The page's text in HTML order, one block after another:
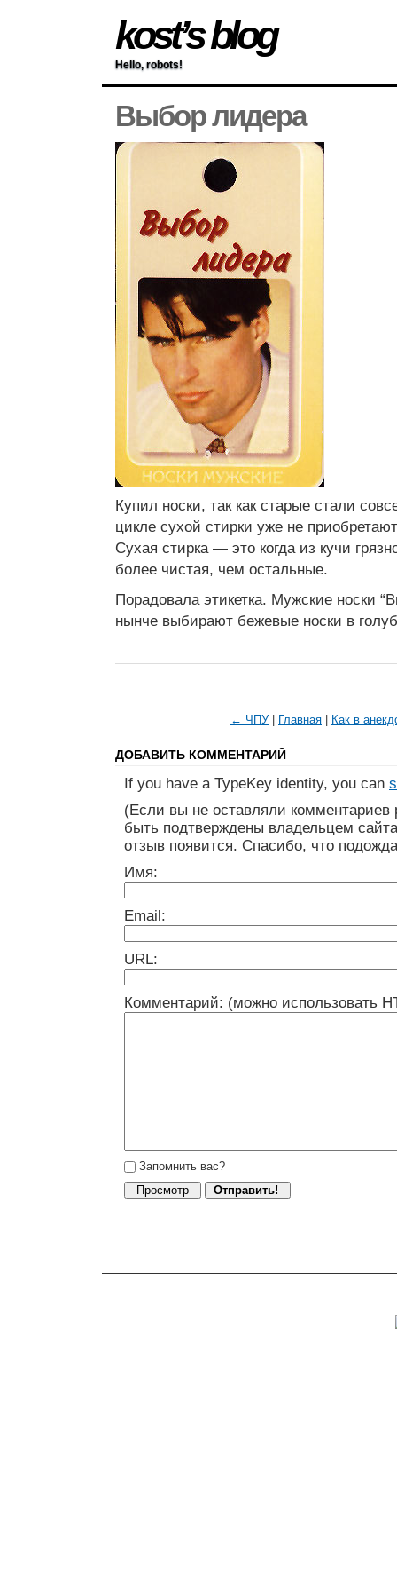
kost’s blog
Hello, robots!
Выбор лидера
Купил носки, так как старые стали
цикле сухой стирки уже не
Сухая стирка — это когда из кучи
более чистая, чем остальные.
Порадовала этикетка. Мужские носки
нынче выбирают бежевые носки в
← ЧПУ| Главная Как в
ДОБАВИТЬ КОММЕНТАРИЙ
If you have a TypeKey identity, you can
(Если вы не оставляли
быть подтверждены владельцем
отзыв появится. Спасибо, что
Имя:
Email:
URL:
Комментарий: (можно использовать
Запомнить вас?